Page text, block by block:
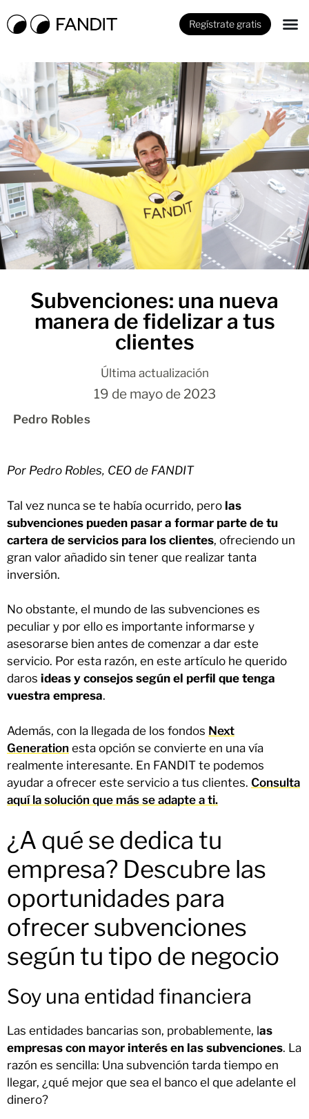
Regístrate gratis
Subvenciones: una nueva
manera de fidelizar a tus
clientes
Última actualización
19 de mayo de 2023
Pedro Robles
Por Pedro Robles, CEO de FANDIT
Tal vez nunca se te había ocurrido, pero las
subvenciones pueden pasar a formar parte de tu
cartera de servicios para los clientes, ofreciendo un
gran valor añadido sin tener que realizar tanta
inversión.
No obstante, el mundo de las subvenciones es
peculiar y por ello es importante informarse y
asesorarse bien antes de comenzar a dar este
servicio. Por esta razón, en este artículo he querido
daros ideas y consejos según el perfil que tenga
vuestra empresa.
Además, con la llegada de los fondos Next
Generation esta opción se convierte en una vía
realmente interesante. En FANDIT te podemos
ayudar a ofrecer este servicio a tus clientes. Consulta
aquí la solución que más se adapte a ti.
¿A qué se dedica tu
empresa? Descubre las
oportunidades para
ofrecer subvenciones
según tu tipo de negocio
Soy una entidad financiera
Las entidades bancarias son, probablemente, las
empresas con mayor interés en las subvenciones. La
razón es sencilla: Una subvención tarda tiempo en
llegar, ¿qué mejor que sea el banco el que adelante el
dinero?